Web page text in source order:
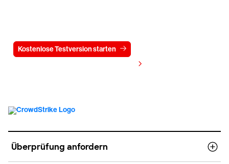
Kostenlose Testversion starten
Überprüfung anfordern